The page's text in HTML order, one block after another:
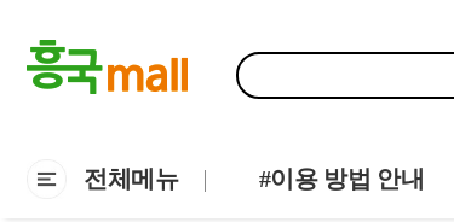
전체메뉴 #이용 방법 안내